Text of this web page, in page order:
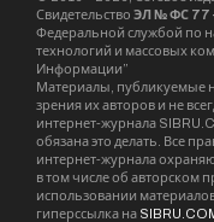
Свидетельство ЭЛ № ФС 77
Федеральной службой по
технологий и массовых
Информации”
Материалы, публикуемые
зрения их авторов и не
интернет-журнала
обязана это делать. Все
интернет-журнала
в том числе об авторском
использовании
гиперссылка на